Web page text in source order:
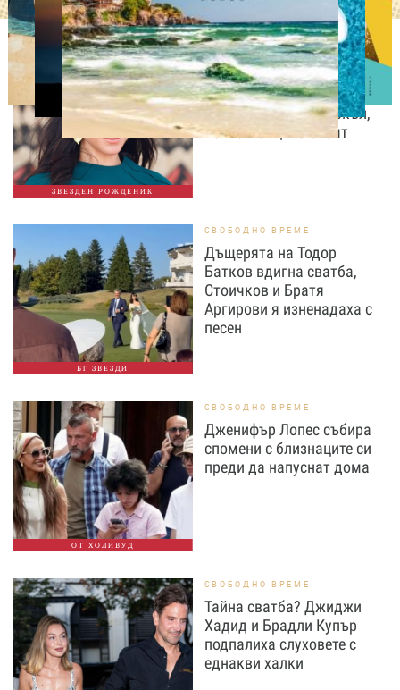
ЗВЕЗДЕН РОЖДЕНИК
ДНЕС ПРАЗНУВАТ
Преди да стане
херцогиня: 10 любопитни
факта за Меган Маркъл,
които малцина знаят
БГ ЗВЕЗДИ
СВОБОДНО ВРЕМЕ
Дъщерята на Тодор
Батков вдигна сватба,
Стоичков и Братя
Аргирови я изненадаха с
песен
ОТ ХОЛИВУД
СВОБОДНО ВРЕМЕ
Дженифър Лопес събира
спомени с близнаците си
преди да напуснат дома
СВОБОДНО ВРЕМЕ
Тайна сватба? Джиджи
Хадид и Брадли Купър
подпалиха слуховете с
еднакви халки